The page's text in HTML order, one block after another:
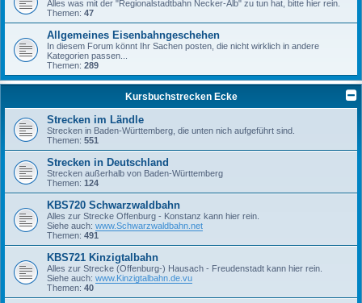
Alles was mit der "Regionalstadtbahn Necker-Alb" zu tun hat, bitte hier rein.
Themen: 47
Allgemeines Eisenbahngeschehen
In diesem Forum könnt Ihr Sachen posten, die nicht wirklich in andere
Kategorien passen...
Themen: 289
Kursbuchstrecken Ecke
Strecken im Ländle
Strecken in Baden-Württemberg, die unten nich aufgeführt sind.
Themen: 551
Strecken in Deutschland
Strecken außerhalb von Baden-Württemberg
Themen: 124
KBS720 Schwarzwaldbahn
Alles zur Strecke Offenburg - Konstanz kann hier rein.
Siehe auch: www.Schwarzwaldbahn.net
Themen: 491
KBS721 Kinzigtalbahn
Alles zur Strecke (Offenburg-) Hausach - Freudenstadt kann hier rein.
Siehe auch: www.Kinzigtalbahn.de.vu
Themen: 40